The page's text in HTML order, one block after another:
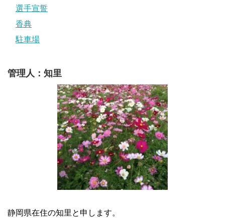
選手宣誓
香典
駐車場
管理人：知里
静岡県在住の知里と申します。